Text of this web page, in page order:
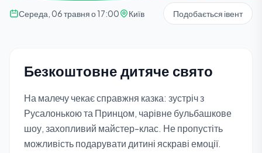
Середа, 06 травня о 17:00 Київ Подобається івент
Безкоштовне дитяче свято
На малечу чекає справжня казка: зустріч з
Русалонькою та Принцом, чарівне бульбашкове
шоу, захопливий майстер-клас. Не пропустіть
можливість подарувати дитині яскраві емоції.